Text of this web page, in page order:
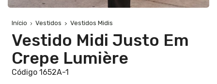
Início Vestidos Vestidos Midis
Vestido Midi Justo Em
Crepe Lumière
Código 1652A-1